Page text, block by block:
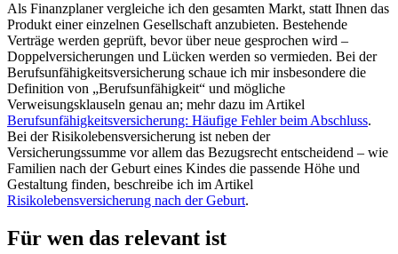
Als Finanzplaner vergleiche ich den gesamten Markt, statt Ihnen das
Produkt einer einzelnen Gesellschaft anzubieten. Bestehende
Verträge werden geprüft, bevor über neue gesprochen wird –
Doppelversicherungen und Lücken werden so vermieden. Bei der
Berufsunfähigkeitsversicherung schaue ich mir insbesondere die
Definition von „Berufsunfähigkeit“ und mögliche
Verweisungsklauseln genau an; mehr dazu im Artikel
Berufsunfähigkeitsversicherung: Häufige Fehler beim Abschluss.
Bei der Risikolebensversicherung ist neben der
Versicherungssumme vor allem das Bezugsrecht entscheidend – wie
Familien nach der Geburt eines Kindes die passende Höhe und
Gestaltung finden, beschreibe ich im Artikel
Risikolebensversicherung nach der Geburt.
Für wen das relevant ist